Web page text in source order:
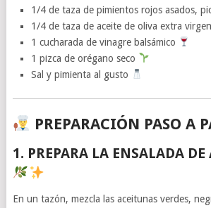
1/4 de taza de pimientos rojos asados,
1/4 de taza de aceite de oliva extra virgen
1 cucharada de vinagre balsámico
1 pizca de orégano seco
Sal y pimienta al gusto
PREPARACIÓN PASO A
1. PREPARA LA ENSALADA
En un tazón, mezcla las aceitunas verdes,